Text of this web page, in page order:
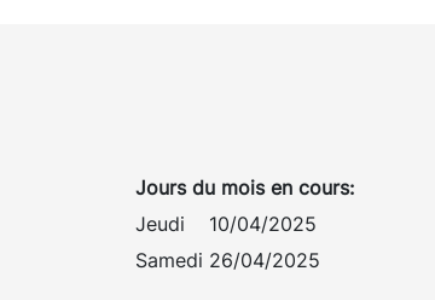
Jours du mois en cours:
Jeudi 10/04/2025
Samedi 26/04/2025